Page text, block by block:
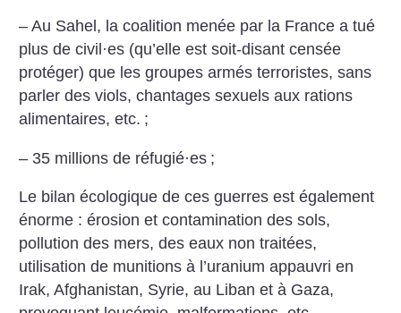
– Au Sahel, la coalition menée par la France a tué
plus de civil ·es (qu’elle est soit-disant censée
protéger) que les groupes armés terroristes, sans
parler des viols, chantages sexuels aux rations
alimentaires, etc. ;
– 35 millions de réfugié·es ;
Le bilan écologique de ces guerres est également
énorme : érosion et contamination des sols,
pollution des mers, des eaux non traitées,
utilisation de munitions à l’uranium appauvri en
Irak, Afghanistan, Syrie, au Liban et à Gaza,